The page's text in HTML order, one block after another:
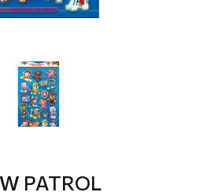
PATROL